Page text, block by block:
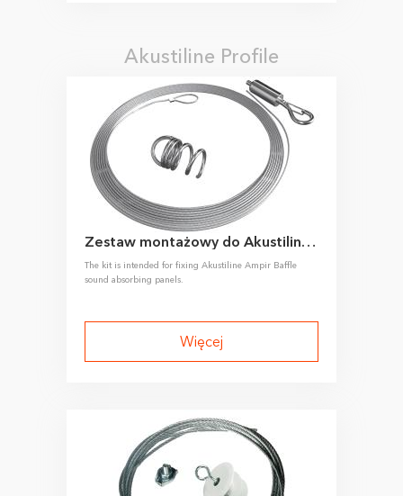
Akustiline Profile
Zestaw montażowy do Akustiline Ampir Baffle
The kit is intended for fixing Akustiline Ampir Baffle
sound absorbing panels.
Więcej